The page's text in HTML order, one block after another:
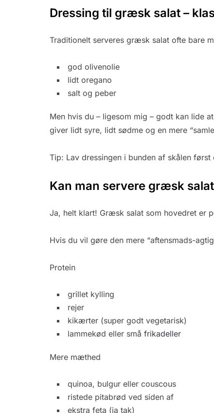
Dressing til græsk salat –
Traditionelt serveres græsk salat ofte bare
god olivenolie
lidt oregano
salt og peber
Men hvis du – ligesom mig – godt kan lide
giver lidt syre, lidt sødme og en mere
Tip: Lav dressingen i bunden af skålen
Kan man servere græsk
Ja, helt klart! Græsk salat som hovedret er
Hvis du vil gøre den mere “aftensmads-
Protein
grillet kylling
rejer
kikærter (super godt vegetarisk)
lammekød eller små frikadeller
Mere mæthed
quinoa, bulgur eller couscous
ristede pitabrød ved siden af
ekstra feta (ja tak)